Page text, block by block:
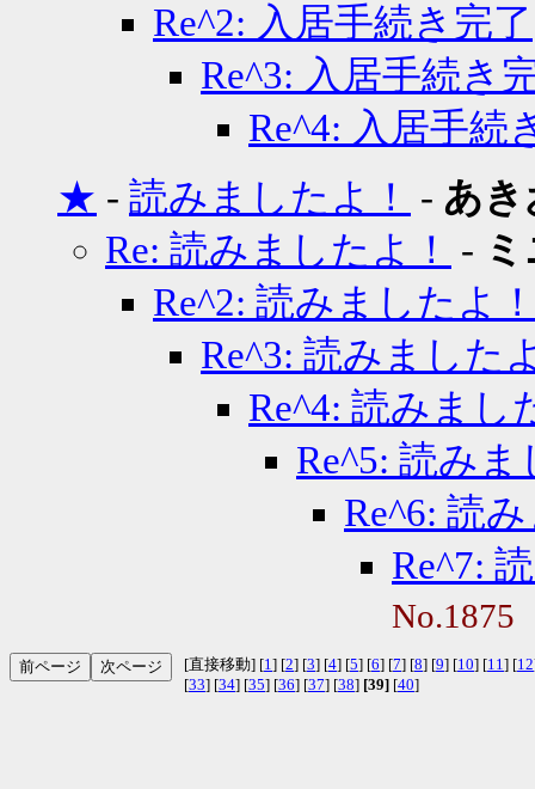
Re^2: 入居手続き完了
Re^3: 入居手続き
Re^4: 入居手続
★ - 読みましたよ！ - あき
Re: 読みましたよ！
-
Re^2: 読みましたよ
Re^3: 読みました
Re^4: 読みまし
Re^5: 読み
Re^6: 読
Re^7:
No.1875
[直接移動] [1 ] [2] [3] [4] [5] [6] [7] [8] [9] [10] [11 ] [12
[33] [34] [35] [36] [37] [38] [39] [40]